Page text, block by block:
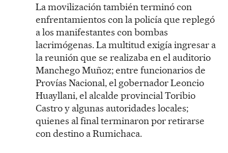
La movilización también terminó con
enfrentamientos con la policía que replegó
a los manifestantes con bombas
lacrimógenas. La multitud exigía ingresar a
la reunión que se realizaba en el auditorio
Manchego Muñoz; entre funcionarios de
Provías Nacional, el gobernador Leoncio
Huayllani, el alcalde provincial Toribio
Castro y algunas autoridades locales;
quienes al final terminaron por retirarse
con destino a Rumichaca.